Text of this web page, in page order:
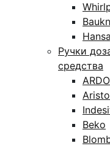
Hansa
Ручки
средства
ARDO
Beko